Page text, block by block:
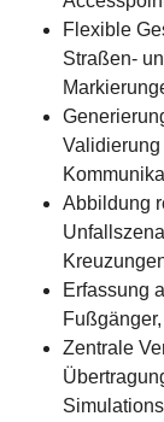
Flexible
Straßen-
Abbildung
Erfassung
Zentrale